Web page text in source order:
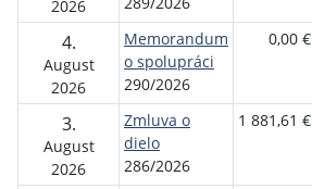
2026
4.
August
2026
Memorandum
o spolupráci
290/2026
0,00 €
3.
August
2026
Zmluva o
dielo
286/2026
1 881,61 €